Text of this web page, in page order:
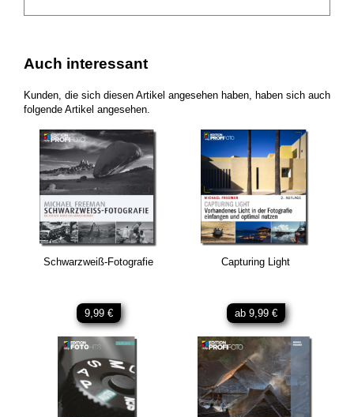
Auch interessant
Kunden, die sich diesen Artikel angesehen haben, haben sich auch
folgende Artikel angesehen.
Schwarzweiß-Fotografie
9,99 €
Capturing Light
ab 9,99 €